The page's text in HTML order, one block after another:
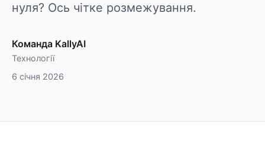
нуля? Ось чітке розмежування.
Команда KallyAI
Технології
6 січня 2026